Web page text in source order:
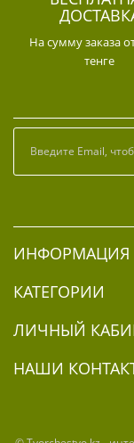
На сумму заказа
тенге
ИНФОРМАЦИЯ
КАТЕГОРИИ
ЛИЧНЫЙ
НАШИ